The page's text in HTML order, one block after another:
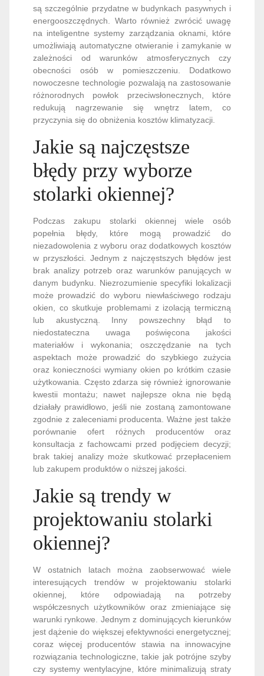
są szczególnie przydatne w budynkach pasywnych i
energooszczędnych. Warto również zwrócić uwagę
na inteligentne systemy zarządzania oknami, które
umożliwiają automatyczne otwieranie i zamykanie w
zależności od warunków atmosferycznych czy
obecności osób w pomieszczeniu. Dodatkowo
nowoczesne technologie pozwalają na zastosowanie
różnorodnych powłok przeciwsłonecznych, które
redukują nagrzewanie się wnętrz latem, co
przyczynia się do obniżenia kosztów klimatyzacji.
Jakie są najczęstsze
błędy przy wyborze
stolarki okiennej?
Podczas zakupu stolarki okiennej wiele osób
popełnia błędy, które mogą prowadzić do
niezadowolenia z wyboru oraz dodatkowych kosztów
w przyszłości. Jednym z najczęstszych błędów jest
brak analizy potrzeb oraz warunków panujących w
danym budynku. Niezrozumienie specyfiki lokalizacji
może prowadzić do wyboru niewłaściwego rodzaju
okien, co skutkuje problemami z izolacją termiczną
lub akustyczną. Inny powszechny błąd to
niedostateczna uwaga poświęcona jakości
materiałów i wykonania; oszczędzanie na tych
aspektach może prowadzić do szybkiego zużycia
oraz konieczności wymiany okien po krótkim czasie
użytkowania. Często zdarza się również ignorowanie
kwestii montażu; nawet najlepsze okna nie będą
działały prawidłowo, jeśli nie zostaną zamontowane
zgodnie z zaleceniami producenta. Ważne jest także
porównanie ofert różnych producentów oraz
konsultacja z fachowcami przed podjęciem decyzji;
brak takiej analizy może skutkować przepłaceniem
lub zakupem produktów o niższej jakości.
Jakie są trendy w
projektowaniu stolarki
okiennej?
W ostatnich latach można zaobserwować wiele
interesujących trendów w projektowaniu stolarki
okiennej, które odpowiadają na potrzeby
współczesnych użytkowników oraz zmieniające się
warunki rynkowe. Jednym z dominujących kierunków
jest dążenie do większej efektywności energetycznej;
coraz więcej producentów stawia na innowacyjne
rozwiązania technologiczne, takie jak potrójne szyby
czy systemy wentylacyjne, które minimalizują straty